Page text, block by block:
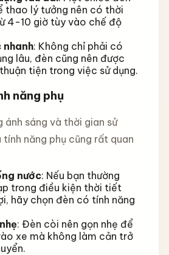
thao lý tưởng nên có thời
4-10 giờ tùy vào chế độ
nhanh: Không chỉ phải có
lâu, đèn cũng nên được
tiện trong việc sử dụng.
năng phụ
ánh sáng và thời gian sử
năng phụ cũng rất quan
nước: Nếu bạn thường
trong điều kiện thời tiết
hãy chọn đèn có tính năng
: Đèn còi nên gọn nhẹ để
xe mà không làm cản trở